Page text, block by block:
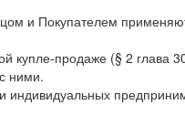
и Покупателем
продаже (§ 2 глава
ними.
индивидуальных